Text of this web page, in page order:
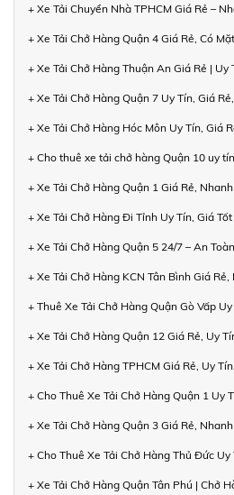
+ Xe Tải Chuyển Nhà TPHCM Giá Rẻ –
+ Xe Tải Chở Hàng Quận 4 Giá Rẻ, Có
+ Xe Tải Chở Hàng Thuận An Giá Rẻ | Uy
+ Xe Tải Chở Hàng Quận 7 Uy Tín, Giá
+ Xe Tải Chở Hàng Hóc Môn Uy Tín, Giá
+ Cho thuê xe tải chở hàng Quận 10 uy
+ Xe Tải Chở Hàng Quận 1 Giá Rẻ,
+ Xe Tải Chở Hàng Đi Tỉnh Uy Tín, Giá
+ Xe Tải Chở Hàng Quận 5 24/7 – An
+ Xe Tải Chở Hàng KCN Tân Bình Giá
+ Thuê Xe Tải Chở Hàng Quận Gò Vấp
+ Xe Tải Chở Hàng Quận 12 Giá Rẻ, Uy
+ Xe Tải Chở Hàng TPHCM Giá Rẻ, Uy
+ Cho Thuê Xe Tải Chở Hàng Quận 1 Uy
+ Xe Tải Chở Hàng Quận 3 Giá Rẻ,
+ Cho Thuê Xe Tải Chở Hàng Thủ Đức
+ Xe Tải Chở Hàng Quận Tân Phú | Chở